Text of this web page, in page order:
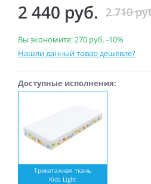
2 440 руб. 2 710
Вы экономите:270 руб.-10%
Нашли данный товар дешевле?
Доступные исполнения:
Трикотажная ткань
Kids Light